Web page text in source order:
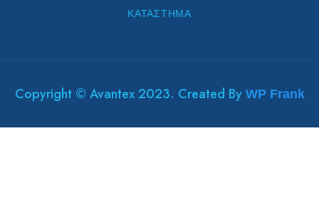
ΚΑΤΆΣΤΗΜΑ
Copyright © Avantex 2023. Created By WP Frank